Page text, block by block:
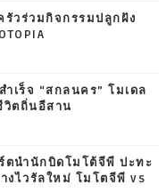
วร่วมกิจกรรมปลูกฝัง
เร็จ “สกลนคร” โมเดล
วิตถิ่นอีสาน
นำนักบิดโมโต้จีพี ปะทะ
งไวรัลใหม่ โมโตจีพี vs